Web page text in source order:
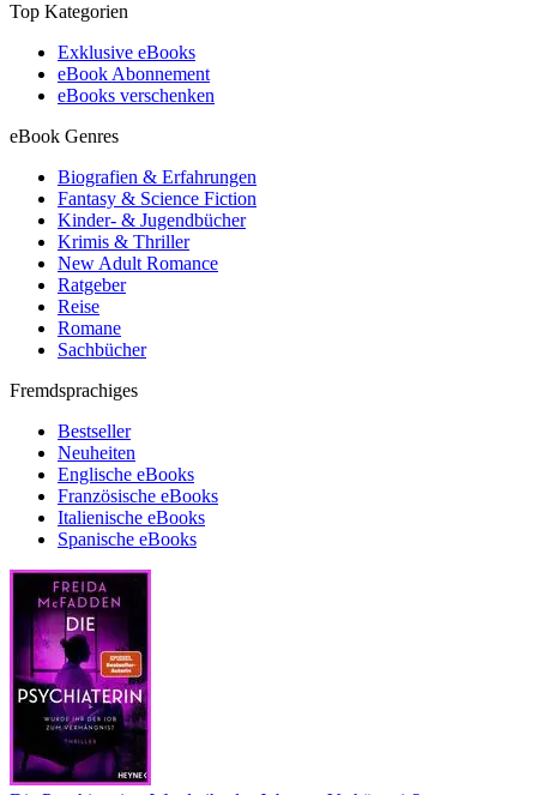
Top Kategorien
Exklusive eBooks
eBook Abonnement
eBooks verschenken
eBook Genres
Biografien & Erfahrungen
Fantasy & Science Fiction
Kinder- & Jugendbücher
Krimis & Thriller
New Adult Romance
Ratgeber
Reise
Romane
Sachbücher
Fremdsprachiges
Bestseller
Neuheiten
Englische eBooks
Französische eBooks
Italienische eBooks
Spanische eBooks